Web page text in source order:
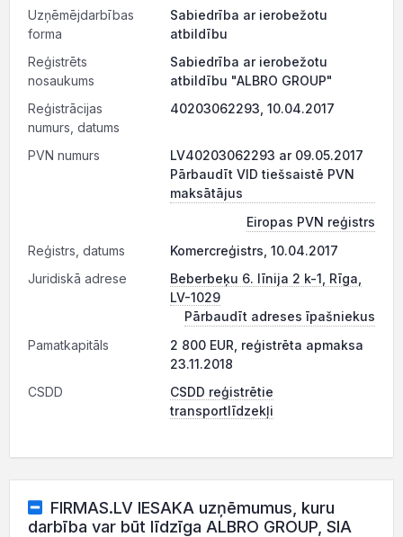
Uzņēmējdarbības
forma
Sabiedrība ar ierobežotu
atbildību
Reģistrēts
nosaukums
Sabiedrība ar ierobežotu
atbildību "ALBRO GROUP"
Reģistrācijas
numurs, datums
40203062293, 10.04.2017
PVN numurs
LV40203062293 ar 09.05.2017
Pārbaudīt VID tiešsaistē PVN
maksātājus
Eiropas PVN reģistrs
Reģistrs, datums
Komercreģistrs, 10.04.2017
Juridiskā adrese
Beberbeķu 6. līnija 2 k-1, Rīga,
LV-1029
Pārbaudīt adreses īpašniekus
Pamatkapitāls
2 800 EUR, reģistrēta apmaksa
23.11.2018
CSDD
CSDD reģistrētie
transportlīdzekļi
FIRMAS.LV IESAKA uzņēmumus, kuru
darbība var būt līdzīga ALBRO GROUP, SIA